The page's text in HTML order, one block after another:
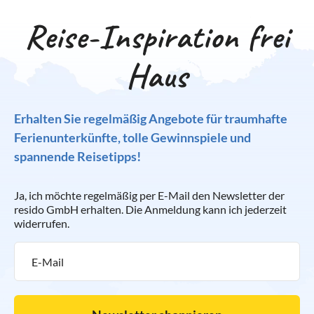
Reise-Inspiration frei
Haus
Erhalten Sie regelmäßig Angebote für traumhafte
Ferienunterkünfte, tolle Gewinnspiele und
spannende Reisetipps!
Ja, ich möchte regelmäßig per E-Mail den Newsletter der
resido GmbH erhalten. Die Anmeldung kann ich jederzeit
widerrufen.